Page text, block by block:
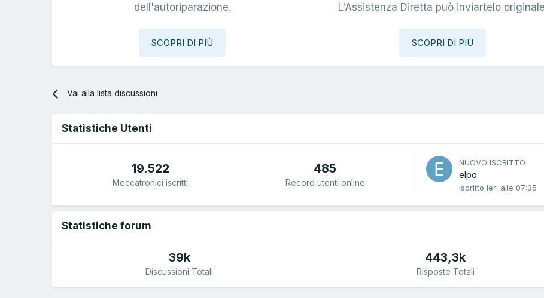
dell'autoriparazione.
SCOPRI DI PIÙ
L'Assistenza Diretta può inviartelo
SCOPRI DI PIÙ
Vai alla lista discussioni
Statistiche Utenti
19.522
Meccatronici iscritti
485
Record utenti online
NUOVO ISCRITTO
elpo
Iscritto Ieri alle 07:35
Statistiche forum
39k
Discussioni Totali
443,3k
Risposte Totali